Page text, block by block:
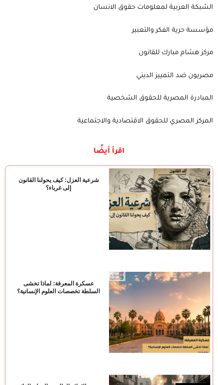
الشبكة العربية لمعلومات حقوق الانسان
مؤسسة حرية الفكر والتعبير
مركز هشام مبارك للقانون
مصريون ضد التمييز الديني
المبادرة المصرية للحقوق الشخصية
المركز المصري للحقوق الاقتصادية والاجتماعية
اقرأ أيضًا
شرعية العزل: كيف يحولنا القانون
إلى غرباء؟
عسكرة المعرفة: لماذا تخشى
السلطة تخصصات العلوم الإنسانية؟